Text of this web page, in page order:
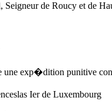
de Roucy et de
exp�dition punitive
Ier de Luxembourg